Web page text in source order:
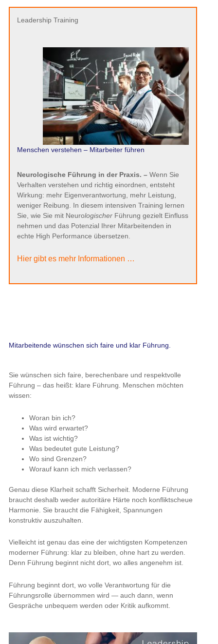
Leadership Training
Menschen verstehen – Mitarbeiter führen
Neurologische Führung in der Praxis. – Wenn Sie
Verhalten verstehen und richtig einordnen, entsteht
Wirkung: mehr Eigenverantwortung, mehr Leistung,
weniger Reibung. In diesem intensiven Training lernen
Sie, wie Sie mit NeurologischerFührung gezielt Einfluss
nehmen und das Potenzial Ihrer Mitarbeitenden in
echte High Performance übersetzen.
Hier gibt es mehr Informationen …
Mitarbeitende wünschen sich faire und klar Führung.
Sie wünschen sich faire, berechenbare und respektvolle
Führung – das heißt: klare Führung. Menschen möchten
wissen:
Woran bin ich?
Was wird erwartet?
Was ist wichtig?
Was bedeutet gute Leistung?
Wo sind Grenzen?
Worauf kann ich mich verlassen?
Genau diese Klarheit schafft Sicherheit. Moderne Führung
braucht deshalb weder autoritäre Härte noch konfliktscheue
Harmonie. Sie braucht die Fähigkeit, Spannungen
konstruktiv auszuhalten.
Vielleicht ist genau das eine der wichtigsten Kompetenzen
moderner Führung: klar zu bleiben, ohne hart zu werden.
Denn Führung beginnt nicht dort, wo alles angenehm ist.
Führung beginnt dort, wo volle Verantwortung für die
Führungsrolle übernommen wird — auch dann, wenn
Gespräche unbequem werden oder Kritik aufkommt.